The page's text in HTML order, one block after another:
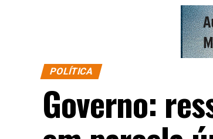
POLÍTICA
Governo: